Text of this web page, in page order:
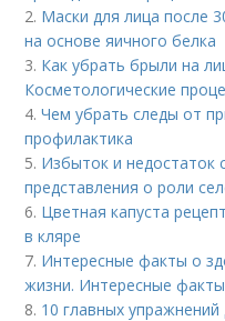
2. Маски для лица после
на основе яичного белка
3. Как убрать брыли на
Косметологические
4.Чем убрать следы от
профилактика
5. Избыток и недостаток
представления о роли
6. Цветная капуста
в кляре
7. Интересные факты о
жизни. Интересные
8. 10 главных